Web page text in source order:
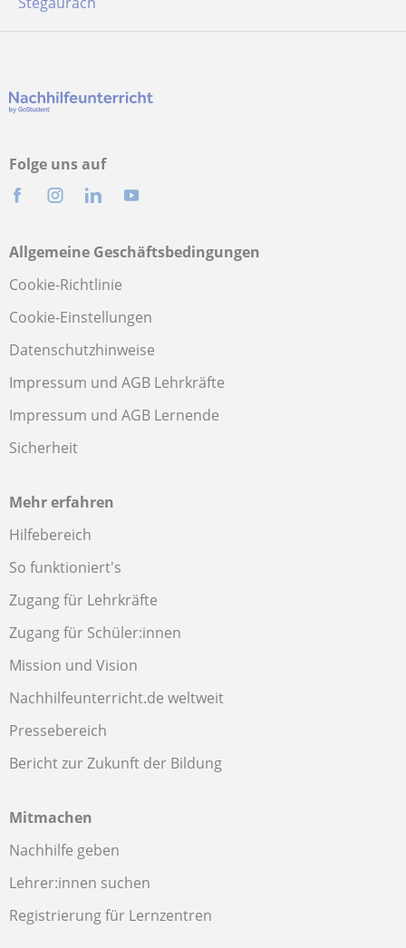
Folge uns auf
Allgemeine Geschäftsbedingungen
Cookie-Richtlinie
Cookie-Einstellungen
Datenschutzhinweise
Impressum und AGB Lehrkräfte
Impressum und AGB Lernende
Sicherheit
Mehr erfahren
Hilfebereich
So funktioniert's
Zugang für Lehrkräfte
Zugang für Schüler:innen
Mission und Vision
Nachhilfeunterricht.de weltweit
Pressebereich
Bericht zur Zukunft der Bildung
Mitmachen
Nachhilfe geben
Lehrer:innen suchen
Registrierung für Lernzentren